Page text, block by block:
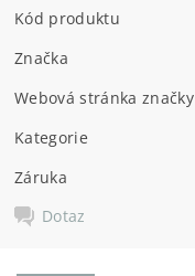
Kód produktu
Značka
Webová stránka značky
Kategorie
Záruka
Dotaz